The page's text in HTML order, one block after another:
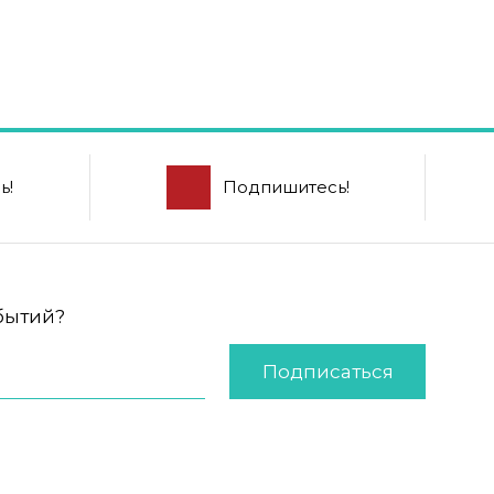
Подпишитесь!
Подписаться